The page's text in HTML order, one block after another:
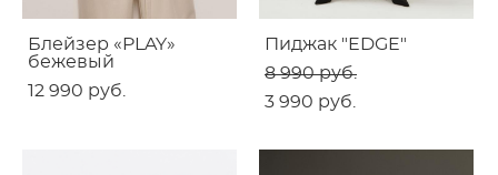
Блейзер «PLAY»
бежевый
12 990 pуб.
Пиджак "EDGE"
8 990 pуб.
3 990 pуб.